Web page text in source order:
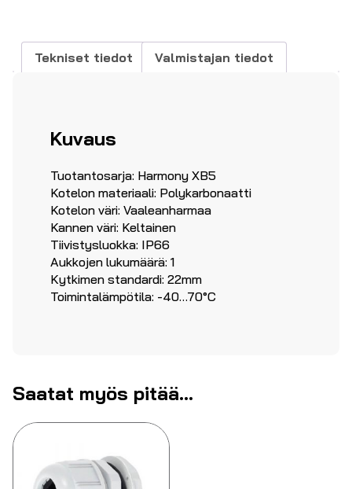
Tekniset tiedot Valmistajan tiedot
Kuvaus
Tuotantosarja: Harmony XB5
Kotelon materiaali: Polykarbonaatti
Kotelon väri: Vaaleanharmaa
Kannen väri: Keltainen
Tiivistysluokka: IP66
Aukkojen lukumäärä: 1
Kytkimen standardi: 22mm
Toimintalämpötila: -40…70°C
Saatat myös pitää...